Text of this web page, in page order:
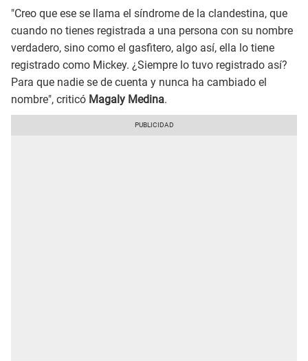
"Creo que ese se llama el síndrome de la clandestina, que
cuando no tienes registrada a una persona con su nombre
verdadero, sino como el gasfitero, algo así, ella lo tiene
registrado como Mickey. ¿Siempre lo tuvo registrado así?
Para que nadie se de cuenta y nunca ha cambiado el
nombre", criticó Magaly Medina.